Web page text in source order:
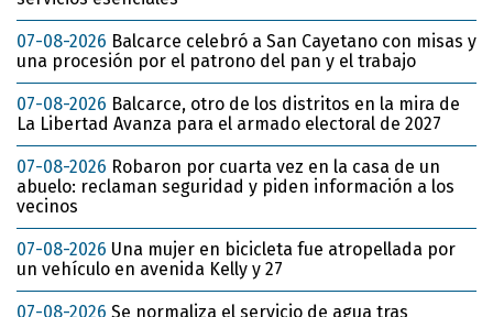
07-08-2026 Balcarce celebró a San Cayetano con misas y
una procesión por el patrono del pan y el trabajo
07-08-2026 Balcarce, otro de los distritos en la mira de
La Libertad Avanza para el armado electoral de 2027
07-08-2026 Robaron por cuarta vez en la casa de un
abuelo: reclaman seguridad y piden información a los
vecinos
07-08-2026 Una mujer en bicicleta fue atropellada por
un vehículo en avenida Kelly y 27
07-08-2026 Se normaliza el servicio de agua tras